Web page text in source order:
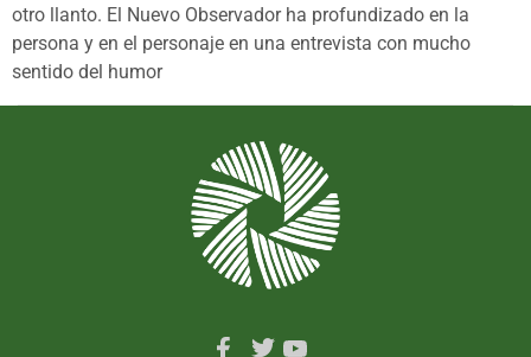
otro llanto. El Nuevo Observador ha profundizado en la
persona y en el personaje en una entrevista con mucho
sentido del humor